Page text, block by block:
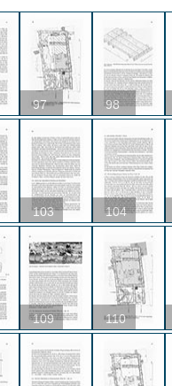
97 98
103 104
109 110